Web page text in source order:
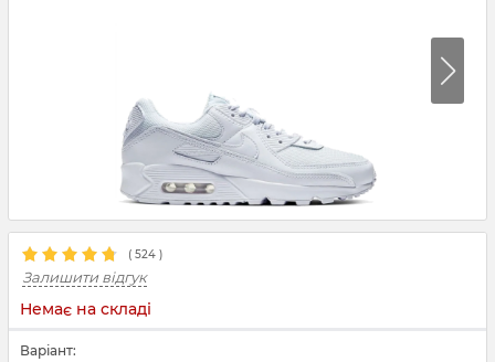
( 524 )
Залишити відгук
Немає на складі
Варіант: